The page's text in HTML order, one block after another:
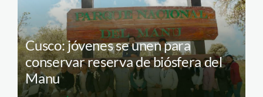
Cusco: jóvenes se unen para
conservar reserva de biósfera del
Manu